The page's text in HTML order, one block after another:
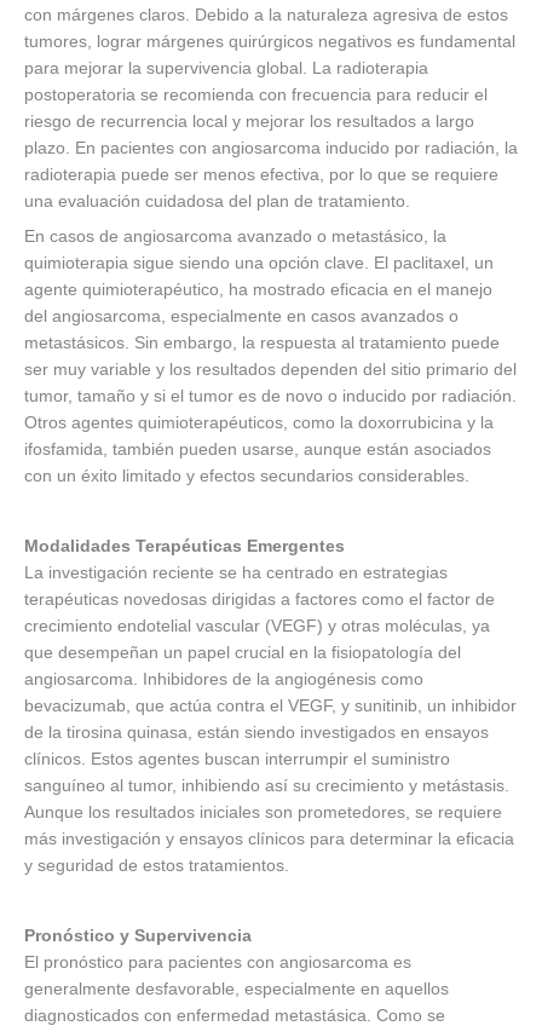
con márgenes claros. Debido a la naturaleza agresiva de estos
tumores, lograr márgenes quirúrgicos negativos es fundamental
para mejorar la supervivencia global. La radioterapia
postoperatoria se recomienda con frecuencia para reducir el
riesgo de recurrencia local y mejorar los resultados a largo
plazo. En pacientes con angiosarcoma inducido por radiación, la
radioterapia puede ser menos efectiva, por lo que se requiere
una evaluación cuidadosa del plan de tratamiento.
En casos de angiosarcoma avanzado o metastásico, la
quimioterapia sigue siendo una opción clave. El paclitaxel, un
agente quimioterapéutico, ha mostrado eficacia en el manejo
del angiosarcoma, especialmente en casos avanzados o
metastásicos. Sin embargo, la respuesta al tratamiento puede
ser muy variable y los resultados dependen del sitio primario del
tumor, tamaño y si el tumor es de novo o inducido por radiación.
Otros agentes quimioterapéuticos, como la doxorrubicina y la
ifosfamida, también pueden usarse, aunque están asociados
con un éxito limitado y efectos secundarios considerables.
Modalidades Terapéuticas Emergentes
La investigación reciente se ha centrado en estrategias
terapéuticas novedosas dirigidas a factores como el factor de
crecimiento endotelial vascular (VEGF) y otras moléculas, ya
que desempeñan un papel crucial en la fisiopatología del
angiosarcoma. Inhibidores de la angiogénesis como
bevacizumab, que actúa contra el VEGF, y sunitinib, un inhibidor
de la tirosina quinasa, están siendo investigados en ensayos
clínicos. Estos agentes buscan interrumpir el suministro
sanguíneo al tumor, inhibiendo así su crecimiento y metástasis.
Aunque los resultados iniciales son prometedores, se requiere
más investigación y ensayos clínicos para determinar la eficacia
y seguridad de estos tratamientos.
Pronóstico y Supervivencia
El pronóstico para pacientes con angiosarcoma es
generalmente desfavorable, especialmente en aquellos
diagnosticados con enfermedad metastásica. Como se